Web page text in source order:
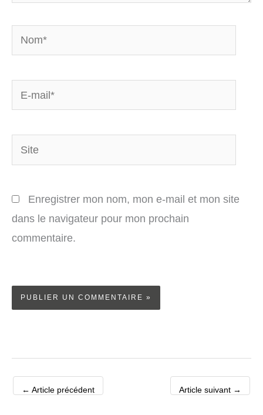
Nom*
E-
mail*
Site
Enregistrer mon nom, mon e-mail et mon site
dans le navigateur pour mon prochain
commentaire.
← Article précédent Article suivant →